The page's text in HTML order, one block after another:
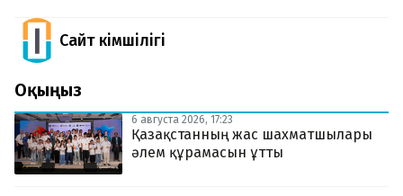
Сайт Әкімшілігі
Оқыңыз
6 августа 2026, 17:23
Қазақстанның жас шахматшылары
әлем құрамасын ұтты